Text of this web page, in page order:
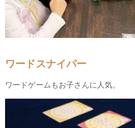
ワードスナイパー
ワードゲームもお子さんに人気。